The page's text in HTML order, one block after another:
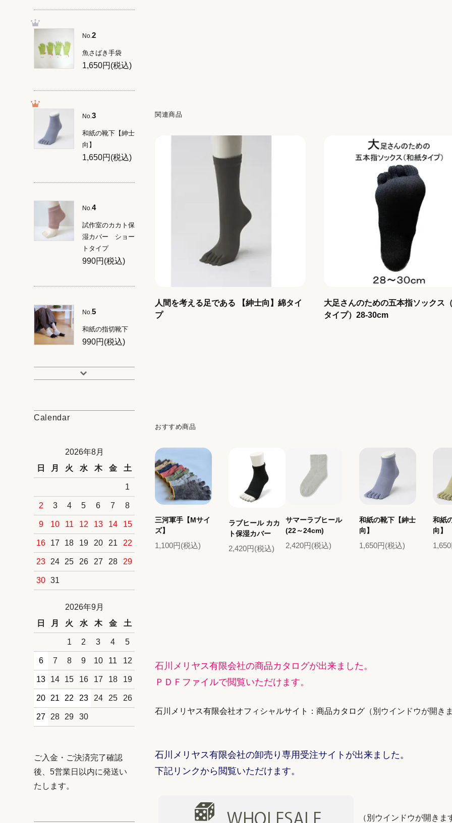
関連商品
人間を考える足である 【紳士向】綿タイ
プ
大足さんのための五本指ソックス
タイプ）28-30cm
おすすめ商品
三河軍手【Mサイ
ズ】
1,100円(税込)
ラブヒール カカ
ト保湿カバー
2,420円(税込)
サマーラブヒール
(22～24cm)
2,420円(税込)
和紙の靴下【紳士
向】
1,650円(税込)
和紙
向】
石川メリヤス有限会社の商品カタログが出来ました。
ＰＤＦファイルで閲覧いただけます。
石川メリヤス有限会社オフィシャルサイト：商品カタログ （別ウインドウが開き
石川メリヤス有限会社の卸売り専用受注サイトが出来ました。
下記リンクから閲覧いただけます。
（別ウインドウが開きま
No.2
魚さばき手袋
1,650円(税込)
No.3
和紙の靴下【紳士
向】
1,650円(税込)
No.4
試作室のカカト保
湿カバー ショー
トタイプ
990円(税込)
No.5
和紙の指切靴下
990円(税込)
Calendar
2026年8月
日
月 火 水 木 金 土
1
2 3 4 5 6 7 8
9 10 11 12 13 14 15
16 17 18 19 20 21 22
23 24 25 26 27 28 29
30 31
2026年9月
日
月 火 水 木 金 土
1 2 3 4 5
6 7 8 9 10 11 12
13 14 15 16 17 18 19
20 21 22 23 24 25 26
27 28 29 30
ご入金・ご決済完了確認
後、5営業日以内に発送い
たします。